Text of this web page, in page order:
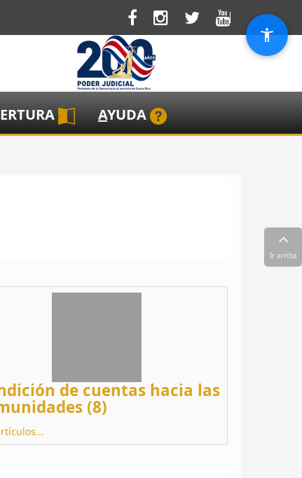
ERTURA AYUDA
de cuentas hacia las
(8)
Ir arriba